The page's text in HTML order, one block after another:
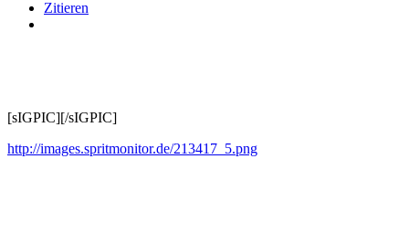
Zitieren
[sIGPIC][/sIGPIC]
http://images.spritmonitor.de/213417_5.png